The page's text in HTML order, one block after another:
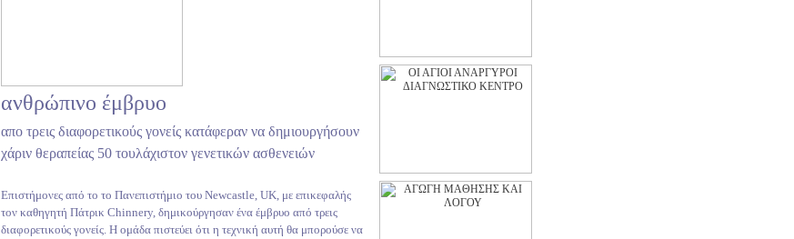
ανθρώπινο έμβρυο
απο τρεις διαφορετικούς γονείς κατάφεραν να δημιουργήσουν
χάριν θεραπείας 50 τουλάχιστον γενετικών ασθενειών
Επιστήμονες από το το Πανεπιστήμιο του Newcastle, UK, με επικεφαλής
τον καθηγητή Πάτρικ Chinnery, δημικούργησαν ένα έμβρυο από τρεις
διαφορετικούς γονείς. Η ομάδα πιστεύει ότι η τεχνική αυτή θα μπορούσε να